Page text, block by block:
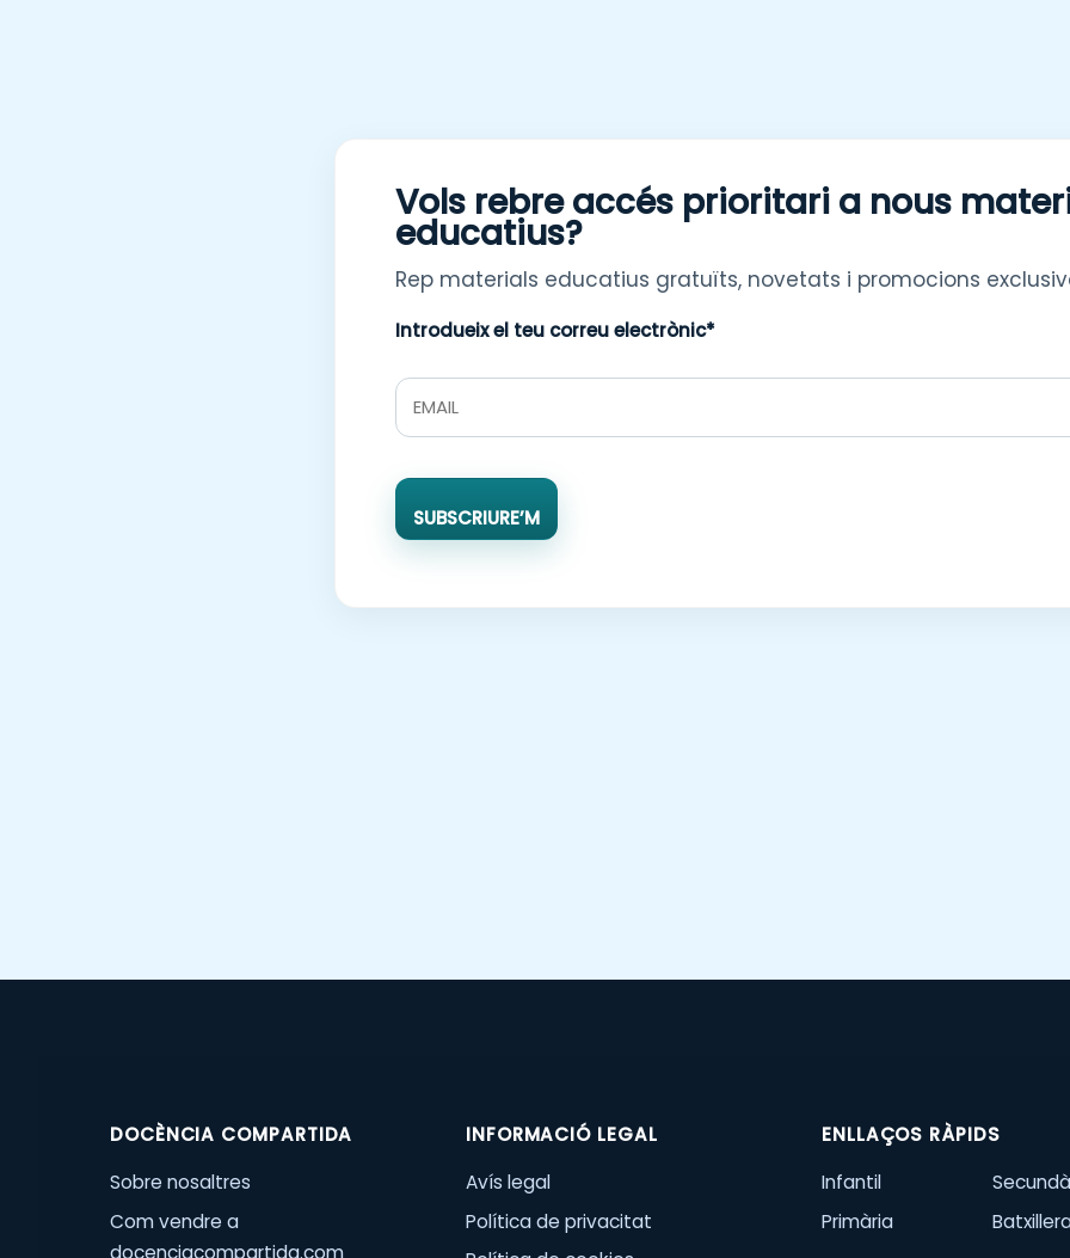
Vols rebre accés prioritari a nous
educatius?
Rep materials educatius gratuïts, novetats i promocions
Introdueix el teu correu electrònic*
SUBSCRIURE’M
DOCÈNCIA COMPARTIDA
Sobre nosaltres
Com vendre a
docenciacompartida.com
INFORMACIÓ LEGAL
Avís legal
Política de privacitat
ENLLAÇOS RÀPIDS
Infantil
Primària